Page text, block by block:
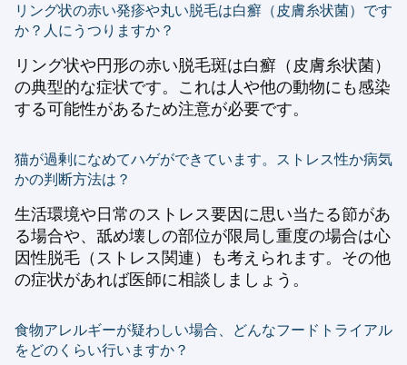
リング状の赤い発疹や丸い脱毛は白癬（皮膚糸状菌）です
か？人にうつりますか？
リング状や円形の赤い脱毛斑は白癬（皮膚糸状菌）
の典型的な症状です。これは人や他の動物にも感染
する可能性があるため注意が必要です。
猫が過剰になめてハゲができています。ストレス性か病気
かの判断方法は？
生活環境や日常のストレス要因に思い当たる節があ
る場合や、舐め壊しの部位が限局し重度の場合は心
因性脱毛（ストレス関連）も考えられます。その他
の症状があれば医師に相談しましょう。
食物アレルギーが疑わしい場合、どんなフードトライアル
をどのくらい行いますか？